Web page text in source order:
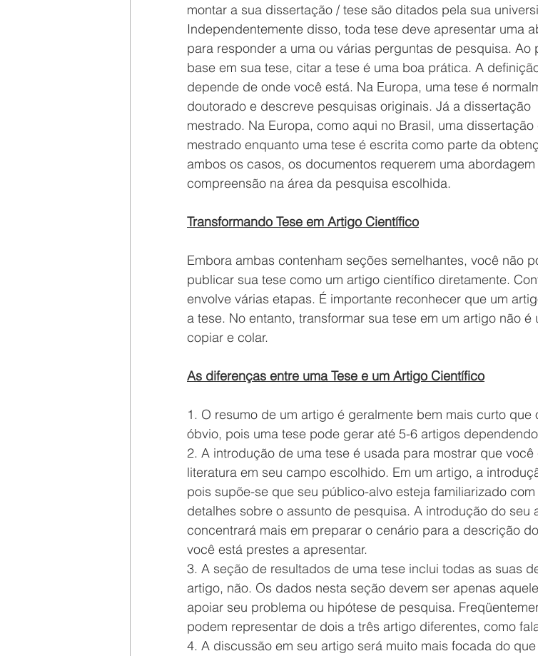
montar a sua dissertação / tese são ditados pela sua
Independentemente disso, toda tese deve apresentar uma
para responder a uma ou várias perguntas de pesquisa. Ao
base em sua tese, citar a tese é uma boa prática. A
depende de onde você está. Na Europa, uma tese é
doutorado e descreve pesquisas originais. Já a dissertação
mestrado. Na Europa, como aqui no Brasil, uma
mestrado enquanto uma tese é escrita como parte da
ambos os casos, os documentos requerem uma
compreensão na área da pesquisa escolhida.
Transformando Tese em Artigo Científico
Embora ambas contenham seções semelhantes, você não
publicar sua tese como um artigo científico diretamente.
envolve várias etapas. É importante reconhecer que um
a tese. No entanto, transformar sua tese em um artigo não
copiar e colar.
As diferenças entre uma Tese e um Artigo Científico
1. O resumo de um artigo é geralmente bem mais curto que
óbvio, pois uma tese pode gerar até 5-6 artigos
2. A introdução de uma tese é usada para mostrar que
literatura em seu campo escolhido. Em um artigo, a
pois supõe-se que seu público-alvo esteja familiarizado
detalhes sobre o assunto de pesquisa. A introdução do seu
concentrará mais em preparar o cenário para a descrição
você está prestes a apresentar.
3. A seção de resultados de uma tese inclui todas as suas
artigo, não. Os dados nesta seção devem ser apenas
apoiar seu problema ou hipótese de pesquisa.
podem representar de dois a três artigo diferentes, como
4. A discussão em seu artigo será muito mais focada do